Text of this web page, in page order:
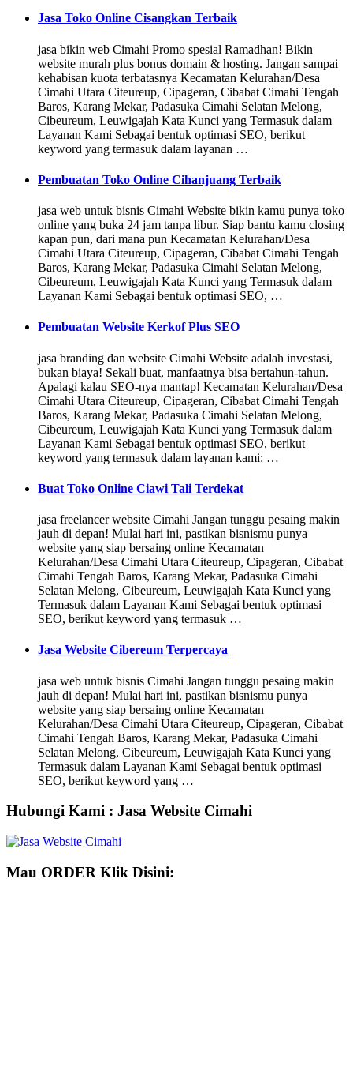
Jasa Toko Online Cisangkan Terbaik
jasa bikin web Cimahi Promo spesial Ramadhan! Bikin
website murah plus bonus domain & hosting. Jangan sampai
kehabisan kuota terbatasnya Kecamatan Kelurahan/Desa
Cimahi Utara Citeureup, Cipageran, Cibabat Cimahi Tengah
Baros, Karang Mekar, Padasuka Cimahi Selatan Melong,
Cibeureum, Leuwigajah Kata Kunci yang Termasuk dalam
Layanan Kami Sebagai bentuk optimasi SEO, berikut
keyword yang termasuk dalam layanan …
Pembuatan Toko Online Cihanjuang Terbaik
jasa web untuk bisnis Cimahi Website bikin kamu punya toko
online yang buka 24 jam tanpa libur. Siap bantu kamu closing
kapan pun, dari mana pun Kecamatan Kelurahan/Desa
Cimahi Utara Citeureup, Cipageran, Cibabat Cimahi Tengah
Baros, Karang Mekar, Padasuka Cimahi Selatan Melong,
Cibeureum, Leuwigajah Kata Kunci yang Termasuk dalam
Layanan Kami Sebagai bentuk optimasi SEO, …
Pembuatan Website Kerkof Plus SEO
jasa branding dan website Cimahi Website adalah investasi,
bukan biaya! Sekali buat, manfaatnya bisa bertahun-tahun.
Apalagi kalau SEO-nya mantap! Kecamatan Kelurahan/Desa
Cimahi Utara Citeureup, Cipageran, Cibabat Cimahi Tengah
Baros, Karang Mekar, Padasuka Cimahi Selatan Melong,
Cibeureum, Leuwigajah Kata Kunci yang Termasuk dalam
Layanan Kami Sebagai bentuk optimasi SEO, berikut
keyword yang termasuk dalam layanan kami: …
Buat Toko Online Ciawi Tali Terdekat
jasa freelancer website Cimahi Jangan tunggu pesaing makin
jauh di depan! Mulai hari ini, pastikan bisnismu punya
website yang siap bersaing online Kecamatan
Kelurahan/Desa Cimahi Utara Citeureup, Cipageran, Cibabat
Cimahi Tengah Baros, Karang Mekar, Padasuka Cimahi
Selatan Melong, Cibeureum, Leuwigajah Kata Kunci yang
Termasuk dalam Layanan Kami Sebagai bentuk optimasi
SEO, berikut keyword yang termasuk …
Jasa Website Cibereum Terpercaya
jasa web untuk bisnis Cimahi Jangan tunggu pesaing makin
jauh di depan! Mulai hari ini, pastikan bisnismu punya
website yang siap bersaing online Kecamatan
Kelurahan/Desa Cimahi Utara Citeureup, Cipageran, Cibabat
Cimahi Tengah Baros, Karang Mekar, Padasuka Cimahi
Selatan Melong, Cibeureum, Leuwigajah Kata Kunci yang
Termasuk dalam Layanan Kami Sebagai bentuk optimasi
SEO, berikut keyword yang …
Hubungi Kami : Jasa Website Cimahi
Mau ORDER Klik Disini: